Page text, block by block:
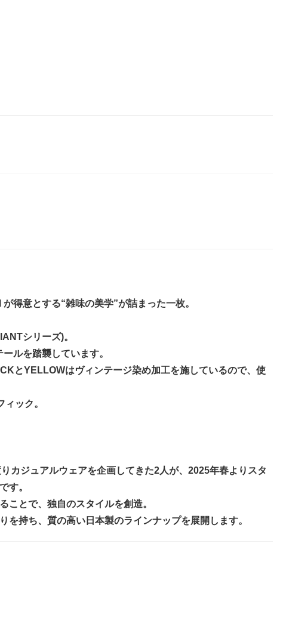
得意とする“雑味の美学”が詰まった一枚。
シリーズ)。
ルを踏襲しています。
とYELLOWはヴィンテージ染め加工を施しているので、使
ック。
カジュアルウェアを企画してきた2人が、2025年春よりスタ
す。
ことで、独自のスタイルを創造。
持ち、質の高い日本製のラインナップを展開します。